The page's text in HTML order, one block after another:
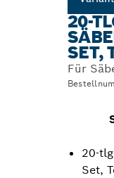
20-
SET,
Für
20-
Set,